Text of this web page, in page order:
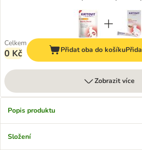
Celkem
0 Kč Přidat oba do košíku
Zobrazit více
Popis produktu
Složení